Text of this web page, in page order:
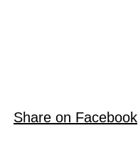
Share on Facebook